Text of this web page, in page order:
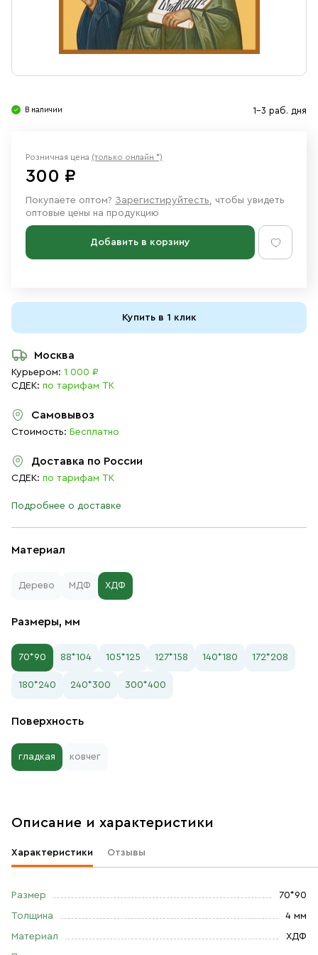
Ювелирные изделия
В наличии 1-3 раб. дня
Материал
Дерево МДФ ХДФ
Размеры, мм
70*90 88*104 105*125 127*158 140*180 172*208
180*240 240*300 300*400
Поверхность
гладкая ковчег
Розничная цена (только онлайн *)
300 ₽
Покупаете оптом? Зарегистируйтесть, чтобы увидеть
оптовые цены на продукцию
Добавить в корзину
Купить в 1 клик
Москва
Курьером: 1 000 ₽
СДЕК: по тарифам ТК
Самовывоз
Стоимость: Бесплатно
Доставка по России
СДЕК: по тарифам ТК
Подробнее о доставке
Описание и характеристики
Характеристики Отзывы
Размер 70*90
Толщина 4 мм
Материал ХДФ